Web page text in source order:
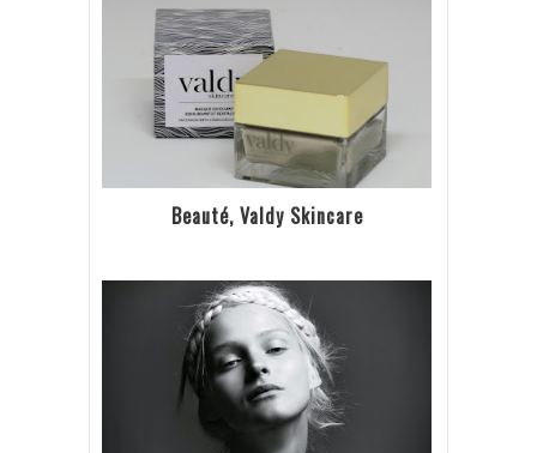
Beauté, Valdy Skincare